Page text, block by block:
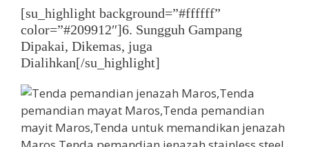
[su_highlight background=”#ffffff”
color=”#209912″]6. Sungguh Gampang
Dipakai, Dikemas, juga
Dialihkan[/su_highlight]